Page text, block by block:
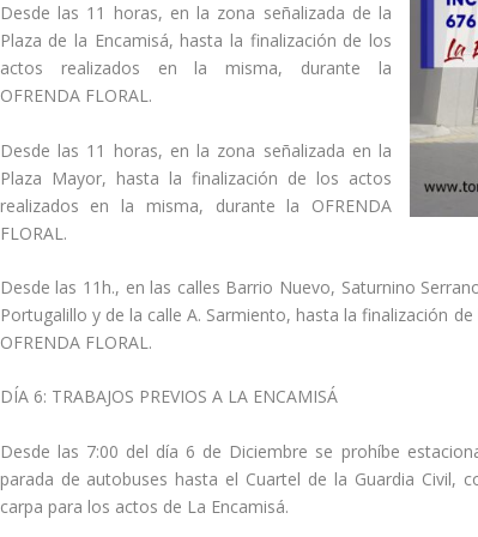
Desde las 11 horas, en la zona señalizada de la
Plaza de la Encamisá, hasta la finalización de los
actos realizados en la misma, durante la
OFRENDA FLORAL.
Desde las 11 horas, en la zona señalizada en la
Plaza Mayor, hasta la finalización de los actos
realizados en la misma, durante la OFRENDA
FLORAL .
Desde las 11h., en las calles Barrio Nuevo, Saturnino
Portugalillo y de la calle A. Sarmiento, hasta la finalización
OFRENDA FLORAL.
DÍA 6: TRABAJOS PREVIOS A LA ENCAMISÁ
Desde las 7:00 del día 6 de Diciembre se prohíbe
parada de autobuses hasta el Cuartel de la Guardia Civil,
carpa para los actos de La Encamisá.